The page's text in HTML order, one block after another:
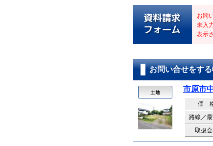
お問
未入
表示
お問い合せをす
市原市
価
路線／
取扱